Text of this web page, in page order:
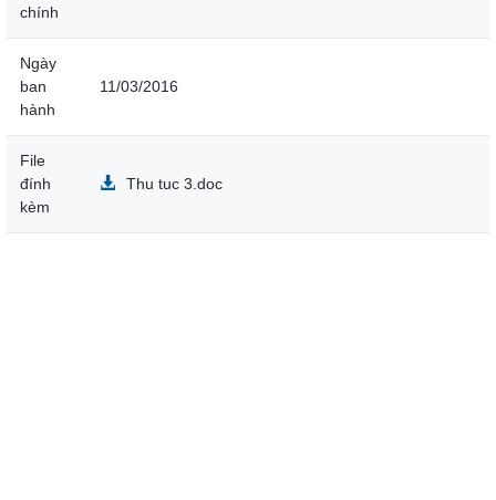
chính
Ngày
ban
hành
11/03/2016
File
đính
kèm
Thu tuc 3.doc